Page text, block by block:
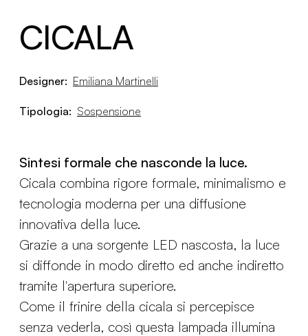
CICALA
Designer: Emiliana Martinelli
Tipologia: Sospensione
Sintesi formale che nasconde la luce.
Cicala combina rigore formale, minimalismo e
tecnologia moderna per una diffusione
innovativa della luce.
Grazie a una sorgente LED nascosta, la luce
si diffonde in modo diretto ed anche indiretto
tramite l'apertura superiore.
Come il frinire della cicala si percepisce
senza vederla, così questa lampada illumina